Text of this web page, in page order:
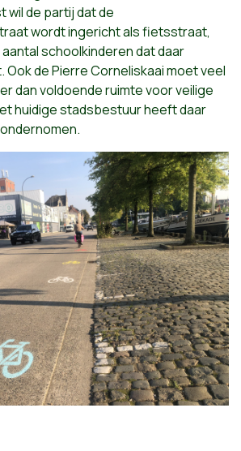
wil de partij dat de
wordt ingericht als fietsstraat,
schoolkinderen dat daar
de Pierre Corneliskaai moet veel
dan voldoende ruimte voor veilige
huidige stadsbestuur heeft daar